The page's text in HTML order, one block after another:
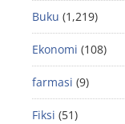
Buku (1,219)
Ekonomi (108)
farmasi (9)
Fiksi (51)